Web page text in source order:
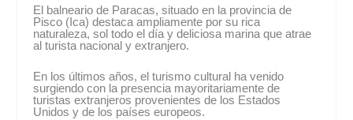
El balneario de Paracas, situado en la provincia de
Pisco (Ica) destaca ampliamente por su rica
naturaleza, sol todo el día y deliciosa marina que atrae
al turista nacional y extranjero.
En los últimos años, el turismo cultural ha venido
surgiendo con la presencia mayoritariamente de
turistas extranjeros provenientes de los Estados
Unidos y de los países europeos.